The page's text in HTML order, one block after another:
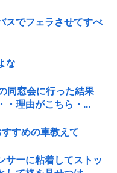
スでフェラさせてすべ
な
同窓会に行った結果
・理由がこちら・...
すめの車教えて
サーに粘着してストッ